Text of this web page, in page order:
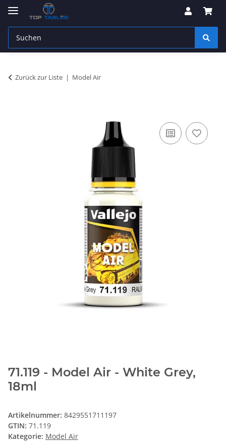
Zurück zur Liste Model Air
71.119 - Model Air - White Grey,
18ml
Artikelnummer: 8429551711197
GTIN: 71.119
Kategorie: Model Air